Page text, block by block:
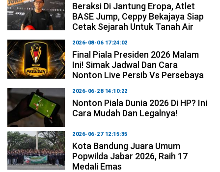
Beraksi Di Jantung Eropa, Atlet
BASE Jump, Ceppy Bekajaya Siap
Cetak Sejarah Untuk Tanah Air
2026-08-06 17:24:02
Final Piala Presiden 2026 Malam
Ini! Simak Jadwal Dan Cara
Nonton Live Persib Vs Persebaya
2026-06-28 14:10:22
Nonton Piala Dunia 2026 Di HP? Ini
Cara Mudah Dan Legalnya!
2026-06-27 12:15:35
Kota Bandung Juara Umum
Popwilda Jabar 2026, Raih 17
Medali Emas